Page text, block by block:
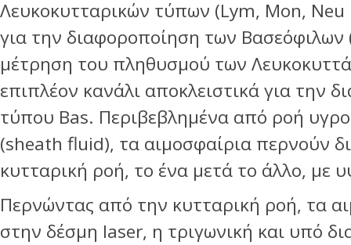
Λευκοκυτταρικών τύπων (Lym, Mon, Neu
για την διαφοροποίηση των Βασεόφιλων
μέτρηση του πληθυσμού των
επιπλέον κανάλι αποκλειστικά για την
τύπου Bas. Περιβεβλημένα από ροή
(sheath fluid), τα αιμοσφαίρια περνούν
κυτταρική ροή, το ένα μετά το άλλο, με
Περνώντας από την κυτταρική ροή, τα
στην δέσμη laser, η τριγωνική και υπό